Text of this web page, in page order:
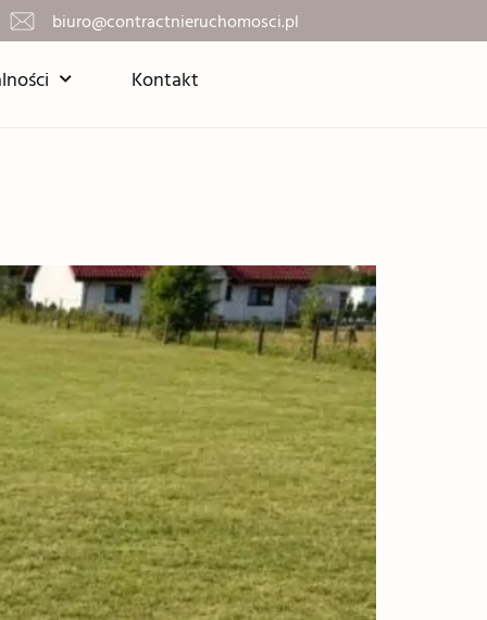
biuro@contractnieruchomosci.pl
Kontakt